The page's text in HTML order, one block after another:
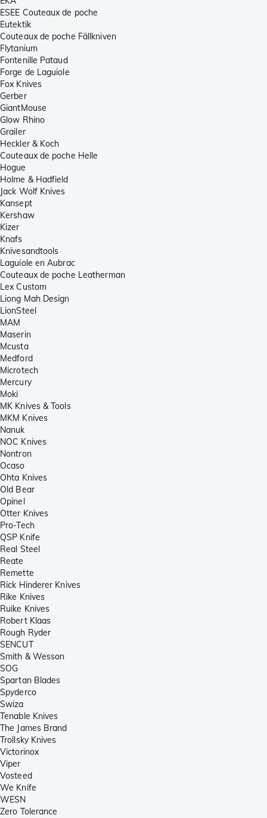
ESEE Couteaux de poche
Eutektik
Couteaux de poche Fällkniven
Flytanium
Fontenille Pataud
Forge de Laguiole
Fox Knives
Gerber
GiantMouse
Glow Rhino
Grailer
Heckler & Koch
Couteaux de poche Helle
Hogue
Holme & Hadfield
Jack Wolf Knives
Kansept
Kershaw
Kizer
Knafs
Knivesandtools
Laguiole en Aubrac
Couteaux de poche Leatherman
Lex Custom
Liong Mah Design
LionSteel
MAM
Maserin
Mcusta
Medford
Microtech
Mercury
Moki
MK Knives & Tools
MKM Knives
Nanuk
NOC Knives
Nontron
Ocaso
Ohta Knives
Old Bear
Opinel
Otter Knives
Pro-Tech
QSP Knife
Real Steel
Reate
Remette
Rick Hinderer Knives
Rike Knives
Ruike Knives
Robert Klaas
Rough Ryder
SENCUT
Smith & Wesson
SOG
Spartan Blades
Spyderco
Swiza
Tenable Knives
The James Brand
Trollsky Knives
Victorinox
Viper
Vosteed
We Knife
WESN
Zero Tolerance